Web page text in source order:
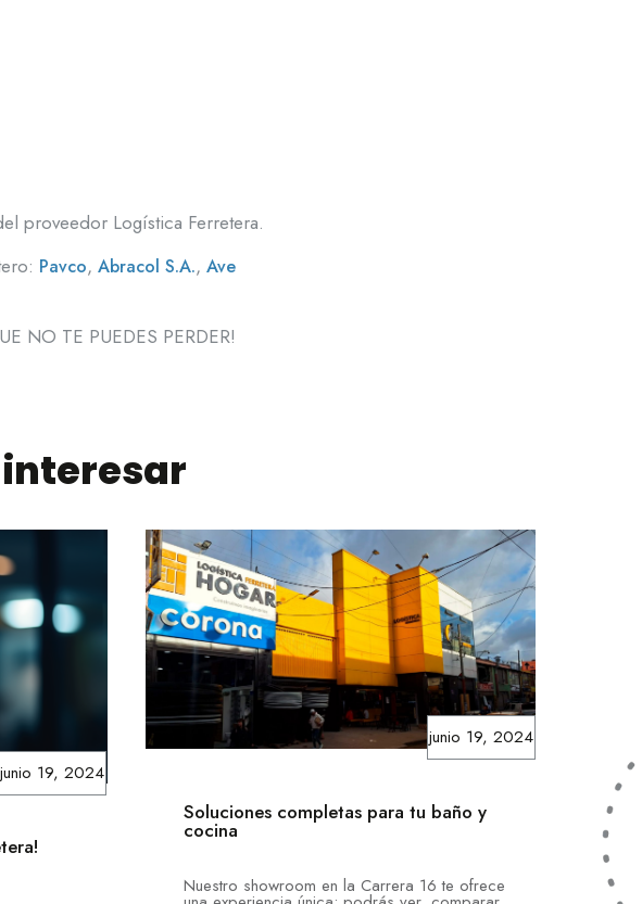
proveedor Logística Ferretera.
Pavco, Abracol S.A., Ave
NO TE PUEDES PERDER!
junio 19, 2024
junio 19, 2024
Soluciones completas para tu baño y
cocina
Nuestro showroom en la Carrera 16 te ofrece